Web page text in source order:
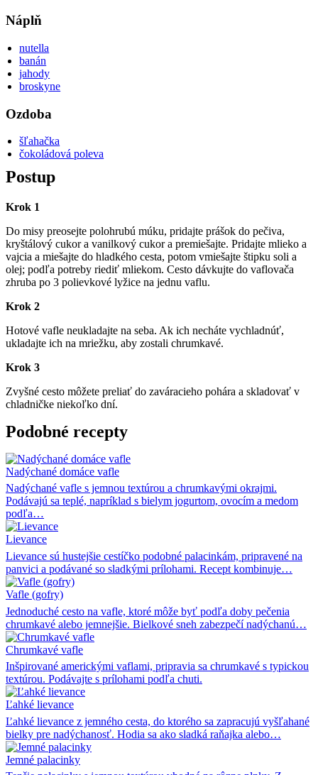
Náplň
nutella
banán
jahody
broskyne
Ozdoba
šľahačka
čokoládová poleva
Postup
Krok 1
Do misy preosejte polohrubú múku, pridajte prášok do pečiva,
kryštálový cukor a vanilkový cukor a premiešajte. Pridajte mlieko a
vajcia a miešajte do hladkého cesta, potom vmiešajte štipku soli a
olej; podľa potreby riediť mliekom. Cesto dávkujte do vaflovača
zhruba po 3 polievkové lyžice na jednu vaflu.
Krok 2
Hotové vafle neukladajte na seba. Ak ich necháte vychladnúť,
ukladajte ich na mriežku, aby zostali chrumkavé.
Krok 3
Zvyšné cesto môžete preliať do zaváracieho pohára a skladovať v
chladničke niekoľko dní.
Podobné recepty
Nadýchané domáce vafle
Nadýchané vafle s jemnou textúrou a chrumkavými okrajmi.
Podávajú sa teplé, napríklad s bielym jogurtom, ovocím a medom
podľa…
Lievance
Lievance sú hustejšie cestíčko podobné palacinkám, pripravené na
panvici a podávané so sladkými prílohami. Recept kombinuje…
Vafle (gofry)
Jednoduché cesto na vafle, ktoré môže byť podľa doby pečenia
chrumkavé alebo jemnejšie. Bielkové sneh zabezpečí nadýchanú…
Chrumkavé vafle
Inšpirované americkými vaflami, pripravia sa chrumkavé s typickou
textúrou. Podávajte s prílohami podľa chuti.
Ľahké lievance
Ľahké lievance z jemného cesta, do ktorého sa zapracujú vyšľahané
bielky pre nadýchanosť. Hodia sa ako sladká raňajka alebo…
Jemné palacinky